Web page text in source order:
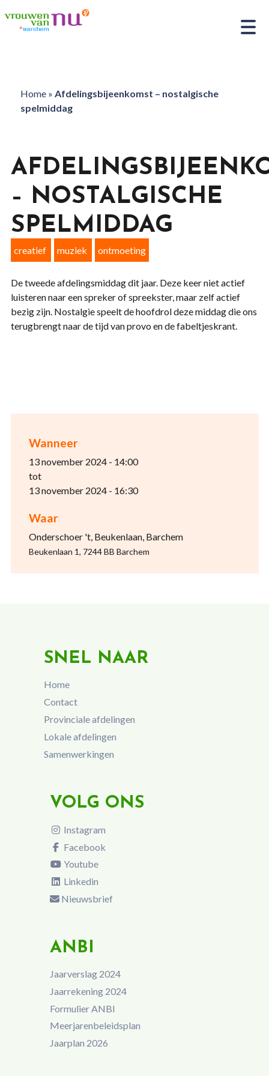
Home» Afdelingsbijeenkomst – nostalgische
spelmiddag
Wanneer
13 november 2024 - 14:00
tot
13 november 2024 - 16:30
Waar
Onderschoer 't, Beukenlaan, Barchem
Beukenlaan 1, 7244 BB Barchem
– NOSTALGISCHE
SPELMIDDAG
creatief muziek ontmoeting
De tweede afdelingsmiddag dit jaar. Deze keer niet actief
luisteren naar een spreker of spreekster, maar zelf actief
bezig zijn. Nostalgie speelt de hoofdrol deze middag die ons
terugbrengt naar de tijd van provo en de fabeltjeskrant.
SNEL NAAR
Home
Contact
Provinciale afdelingen
Lokale afdelingen
Samenwerkingen
VOLG ONS
Instagram
Facebook
Youtube
Linkedin
Nieuwsbrief
ANBI
Jaarverslag 2024
Jaarrekening 2024
Formulier ANBI
Meerjarenbeleidsplan
Jaarplan 2026